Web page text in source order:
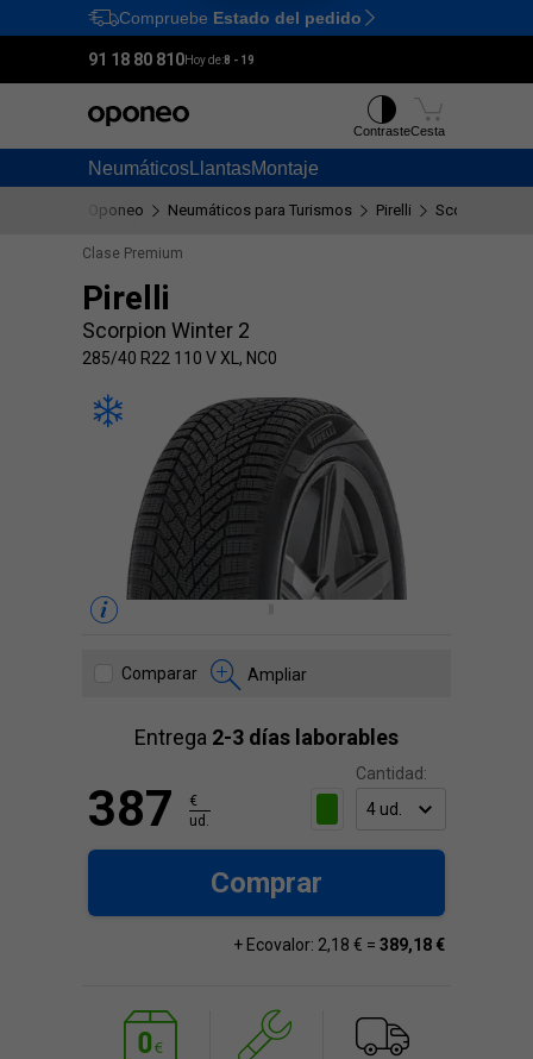
Ctrl M
Compruebe Estado del pedido
91 18 80 810Hoy de:8 - 19
Neumáticos LlantasMontaje
ContrasteCesta
Oponeo Neumáticos para Turismos Pirelli Scorpion
Clase Premium
Pirelli
Scorpion Winter 2
285/40 R22 110 V XL, NC0
Comparar Ampliar
Entrega 2-3 días laborables
Cantidad:
387
€
ud.
Comprar
+ Ecovalor: 2,18 € = 389,18 €